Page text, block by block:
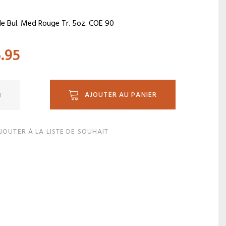
Bul. Med Rouge Tr. 5oz. COE 90
AJOUTER AU PANIER
À LA LISTE DE SOUHAIT